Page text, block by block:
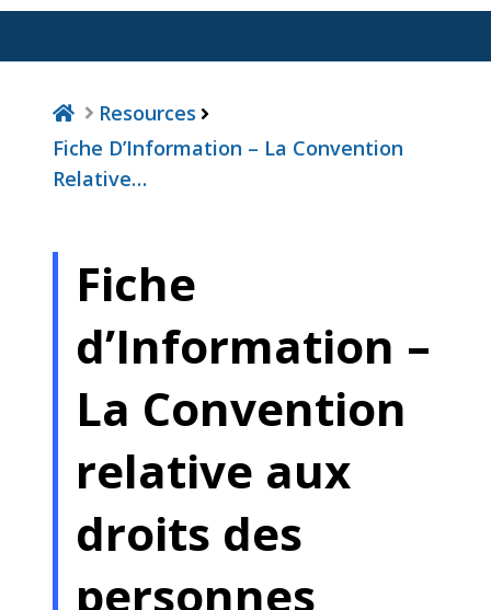
Resources
Fiche D’Information – La Convention
Relative…
Fiche
d’Information –
La Convention
relative aux
droits des
personnes